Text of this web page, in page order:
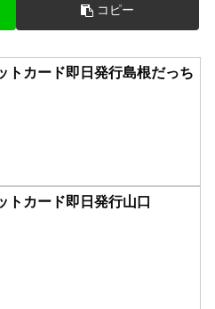
コピー
トカード即日発行島根だっち
トカード即日発行山口